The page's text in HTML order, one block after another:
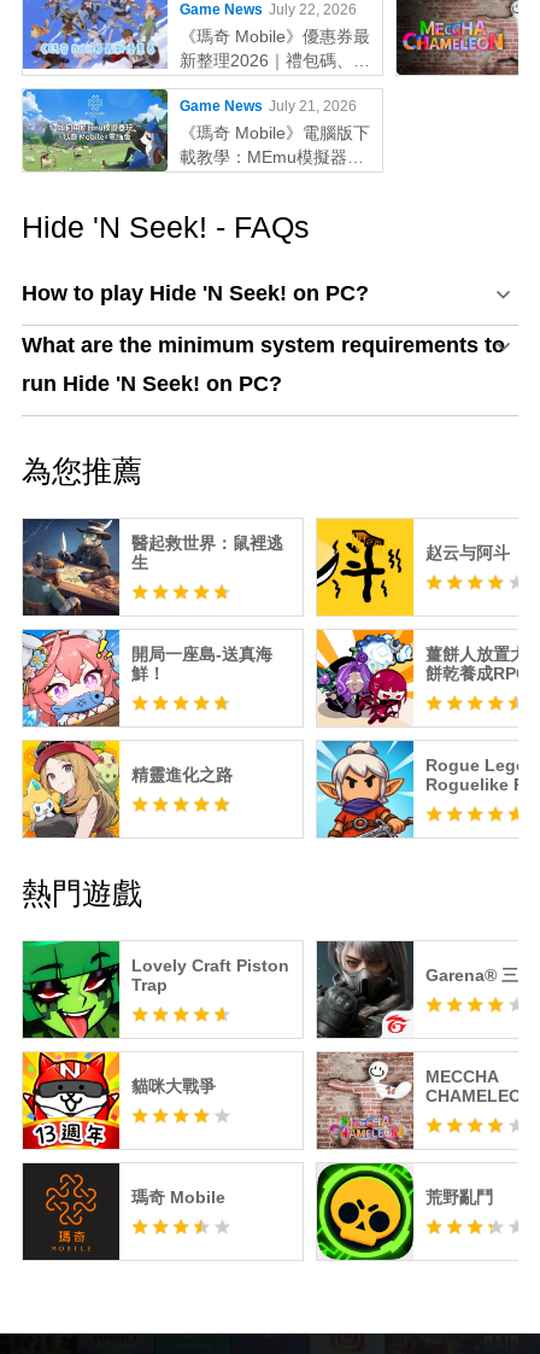
Game News July 22, 2026
《瑪奇 Mobile》優惠券最
新整理2026｜禮包碼、序
號輸入教學一次看
Game News July 21, 2026
《瑪奇 Mobile》電腦版下
載教學：MEmu模擬器鍵
Hide 'N Seek! - FAQs
How to play Hide 'N Seek! on PC?
What are the minimum system requirements to
run Hide 'N Seek! on PC?
為您推薦
醫起救世界：鼠裡逃
生
赵云与阿斗
開局一座島-送真海
鮮！
薑餅人放置大
餅乾養成RPG
精靈進化之路
Rogue
Roguelike
熱門遊戲
Lovely Craft Piston
Trap
貓咪大戰爭
瑪奇 Mobile
Garena® 三角
MECCHA
CHAMELEON
荒野亂鬥